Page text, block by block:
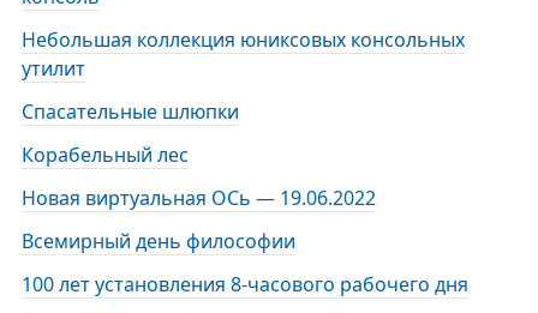
Небольшая коллекция юниксовых консольных
утилит
Спасательные шлюпки
Корабельный лес
Новая виртуальная ОСь — 19.06.2022
Всемирный день философии
100 лет установления 8-часового рабочего дня